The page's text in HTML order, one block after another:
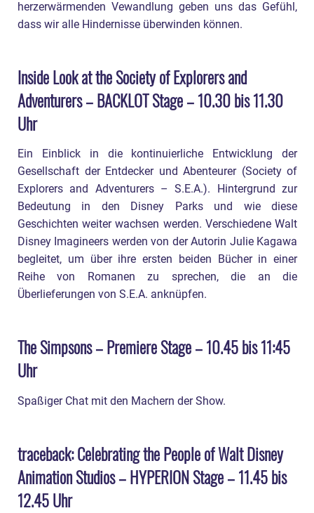
herzerwärmenden Vewandlung geben uns das Gefühl,
dass wir alle Hindernisse überwinden können.
Inside Look at the Society of Explorers and
Adventurers – BACKLOT Stage – 10.30 bis 11.30
Uhr
Ein Einblick in die kontinuierliche Entwicklung der
Gesellschaft der Entdecker und Abenteurer (Society of
Explorers and Adventurers – S.E.A.). Hintergrund zur
Bedeutung in den Disney Parks und wie diese
Geschichten weiter wachsen werden. Verschiedene Walt
Disney Imagineers werden von der Autorin Julie Kagawa
begleitet, um über ihre ersten beiden Bücher in einer
Reihe von Romanen zu sprechen, die an die
Überlieferungen von S.E.A. anknüpfen.
The Simpsons – Premiere Stage – 10.45 bis 11:45
Uhr
Spaßiger Chat mit den Machern der Show.
traceback: Celebrating the People of Walt Disney
Animation Studios – HYPERION Stage – 11.45 bis
12.45 Uhr